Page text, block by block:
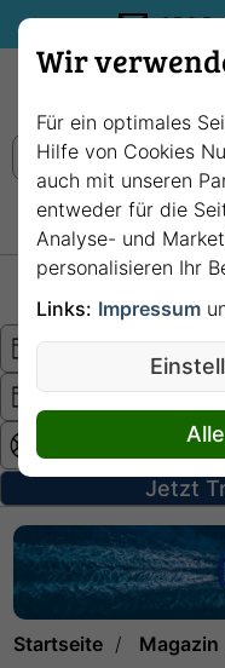
35€
Jetzt
Startseite Magazin
Wir
Für ein optimales
Hilfe von Cookies
auch mit unseren
entweder für die
Analyse- und
personalisieren Ihr
Links: Impressum